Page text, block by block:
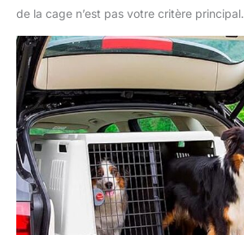
de la cage n’est pas votre critère principal.